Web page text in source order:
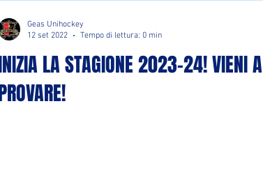
LA STAGIONE 2023-24! VIENI A
Geas Unihockey
12 set 2022
Tempo di lettura: 0 min